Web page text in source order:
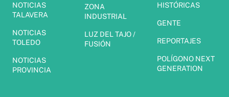
NOTICIAS
TALAVERA
NOTICIAS
TOLEDO
NOTICIAS
PROVINCIA
ZONA
INDUSTRIAL
LUZ DEL TAJO /
FUSIÓN
HISTÓRICAS
GENTE
REPORTAJES
POLÍGONO NEXT
GENERATION